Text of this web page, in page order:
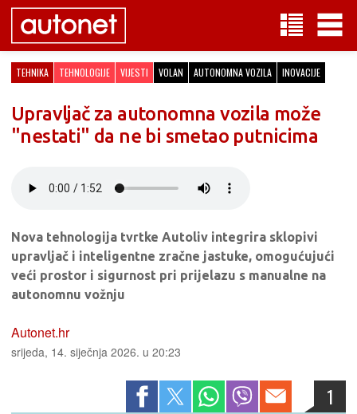
TEHNIKA TEHNOLOGIJE VIJESTI VOLAN AUTONOMNA VOZILA INOVACIJE
Upravljač za autonomna vozila može
"nestati" da ne bi smetao putnicima
Nova tehnologija tvrtke Autoliv integrira sklopivi
upravljač i inteligentne zračne jastuke, omogućujući
veći prostor i sigurnost pri prijelazu s manualne na
autonomnu vožnju
Autonet.hr
srijeda, 14. siječnja 2026. u 20:23
1